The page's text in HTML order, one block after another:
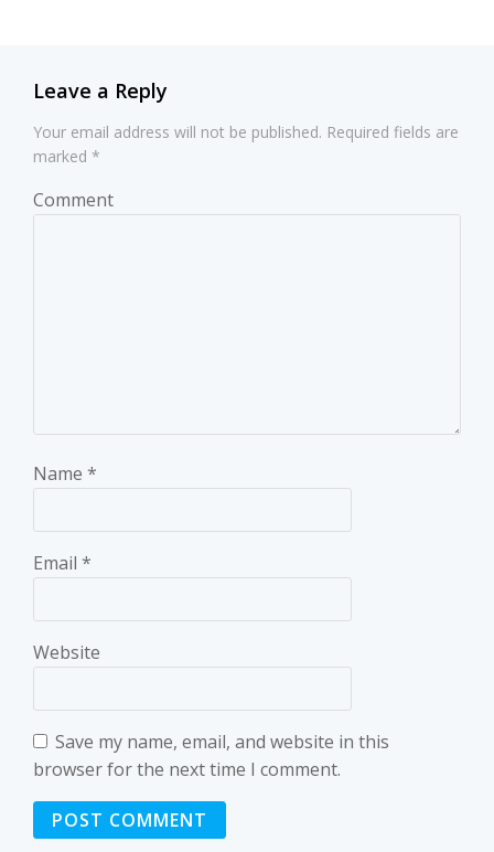
Leave a Reply
Your email address will not be published. Required fields are
marked *
Comment
Name *
Email *
Website
Save my name, email, and website in this
browser for the next time I comment.